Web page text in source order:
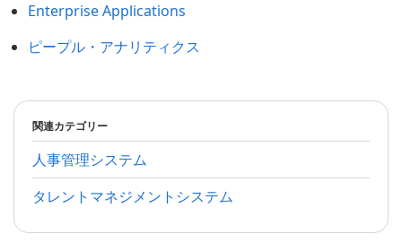
Enterprise Applications
ピープル・アナリティクス
関連カテゴリー
人事管理システム
タレントマネジメントシステム